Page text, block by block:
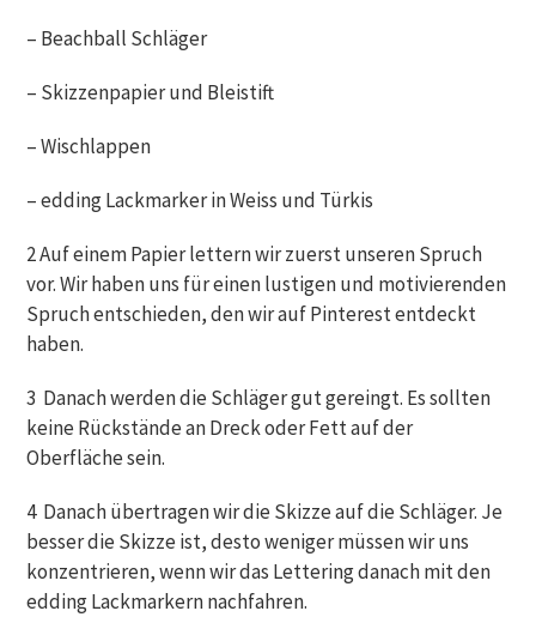
– Beachball Schläger
– Skizzenpapier und Bleistift
– Wischlappen
– edding Lackmarker in Weiss und Türkis
2 Auf einem Papier lettern wir zuerst unseren Spruch
vor. Wir haben uns für einen lustigen und motivierenden
Spruch entschieden, den wir auf Pinterest entdeckt
haben.
3 Danach werden die Schläger gut gereingt. Es sollten
keine Rückstände an Dreck oder Fett auf der
Oberfläche sein.
4 Danach übertragen wir die Skizze auf die Schläger. Je
besser die Skizze ist, desto weniger müssen wir uns
konzentrieren, wenn wir das Lettering danach mit den
edding Lackmarkern nachfahren.